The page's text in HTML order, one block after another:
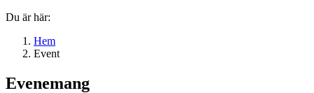
Du är här:
Hem
Event
Evenemang